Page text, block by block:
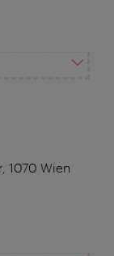
1070 Wien